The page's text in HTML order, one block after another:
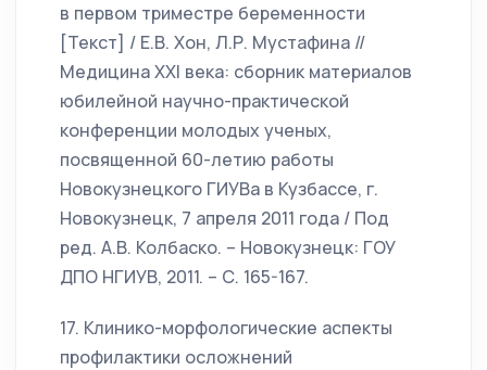
в первом триместре беременности
[Текст] / Е.В. Хон, Л.Р. Мустафина //
Медицина XXI века: сборник материалов
юбилейной научно-практической
конференции молодых ученых,
посвященной 60-летию работы
Новокузнецкого ГИУВа в Кузбассе, г.
Новокузнецк, 7 апреля 2011 года / Под
ред. А.В. Колбаско. – Новокузнецк: ГОУ
ДПО НГИУВ, 2011. – С. 165-167.
17. Клинико-морфологические аспекты
профилактики осложнений